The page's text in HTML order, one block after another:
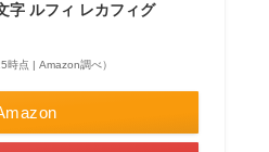
字 ルフィ レカフィグ
時点 | Amazon調べ）